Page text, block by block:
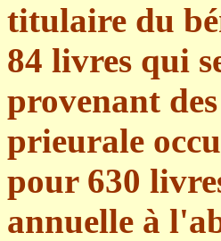
titulaire du
84 livres qui
provenant
prieurale
pour 630
annuelle à